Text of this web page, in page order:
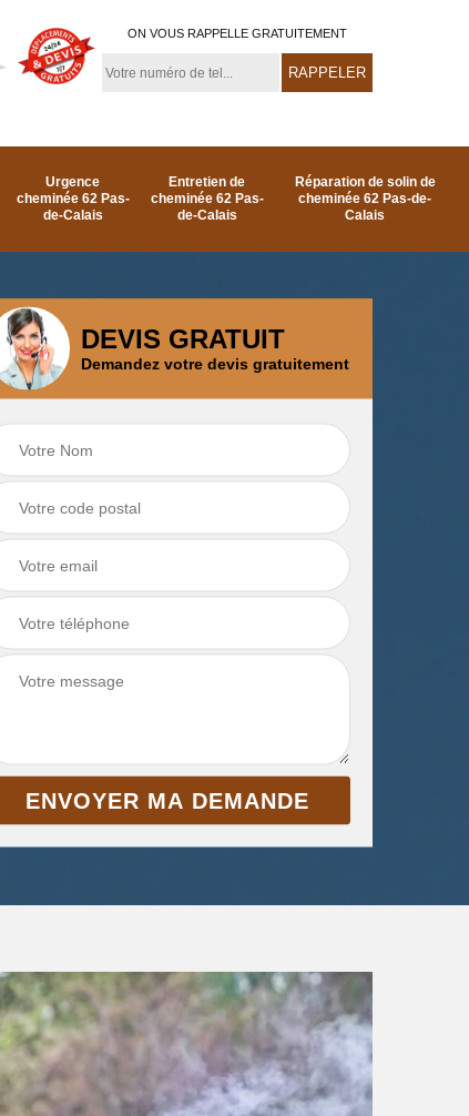
ON VOUS RAPPELLE GRATUITEMENT
Urgence
cheminée 62 Pas-
de-Calais
Entretien de
cheminée 62 Pas-
de-Calais
Réparation de solin de
cheminée 62 Pas-de-
Calais
cheminée par le toit
62 Pas-de-Calais
Réparation de
cheminée 62 Pas-
de-Calais
DEVIS GRATUIT
Demandez votre devis gratuitement